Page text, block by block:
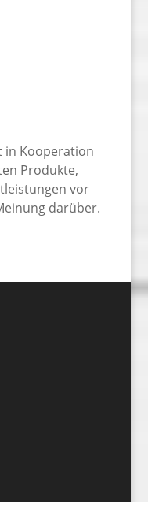
in Kooperation
Produkte,
vor
darüber.